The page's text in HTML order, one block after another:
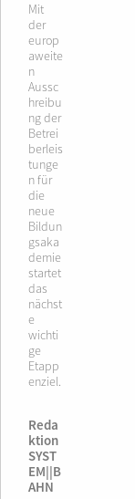
Mit
der
europ
aweite
n
Aussc
hreibu
ng der
Betrei
berleis
tunge
n für
die
neue
Bildun
gsaka
demie
startet
das
nächst
e
wichti
ge
Etapp
enziel.
Reda
ktion
SYST
EM||B
AHN